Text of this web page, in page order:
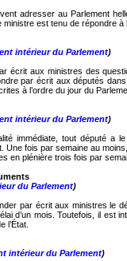
adresser au Parlement
est tenu de répondre à
intérieur du Parlement)
écrit aux ministres des
par écrit aux députés
à l’ordre du jour du
intérieur du Parlement)
immédiate, tout député
Une fois par semaine au
en plénière trois fois par
du Parlement)
par écrit aux ministres le
d’un mois. Toutefois, il est
l’État.
intérieur du Parlement)